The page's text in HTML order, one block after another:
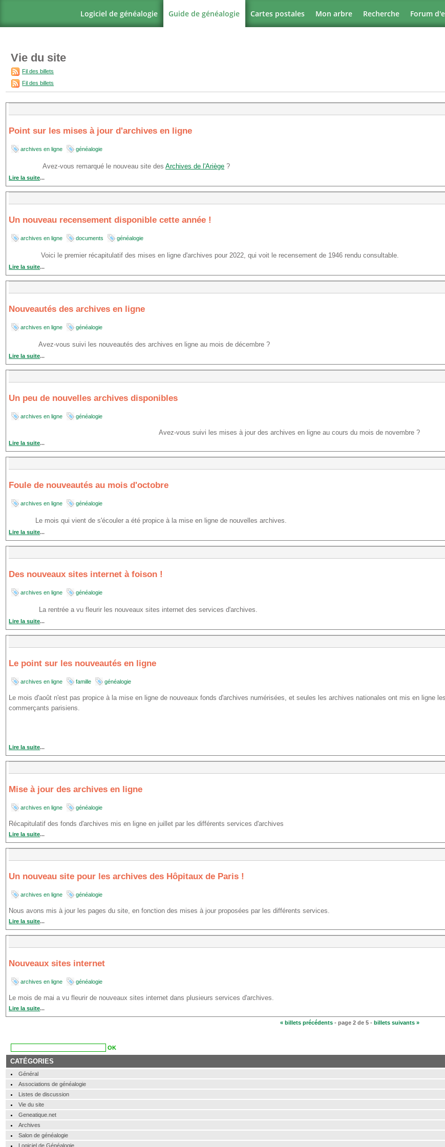
Logiciel de généalogie Guide de généalogie Cartes postales Mon arbre Recherche Forum
Vie du site
Fil des billets
Fil des billets
Point sur les mises à jour d'archives en ligne
archives en ligne généalogie
Avez-vous remarqué le nouveau site desArchives de l'Ariège ?
Lire la suite...
Un nouveau recensement disponible cette année !
archives en ligne documents généalogie
Voici le premier récapitulatif des mises en ligne d'archives pour 2022, qui voit le recensement de 1946 rendu consultable.
Lire la suite...
Nouveautés des archives en ligne
archives en ligne généalogie
Avez-vous suivi les nouveautés des archives en ligne au mois de décembre ?
Lire la suite...
Un peu de nouvelles archives disponibles
archives en ligne généalogie
Avez-vous suivi les mises à jour des archives en ligne au cours du mois de novembre ?
Lire la suite...
Foule de nouveautés au mois d'octobre
archives en ligne généalogie
Le mois qui vient de s'écouler a été propice à la mise en ligne de nouvelles archives.
Lire la suite...
Des nouveaux sites internet à foison !
archives en ligne généalogie
La rentrée a vu fleurir les nouveaux sites internet des services d'archives.
Lire la suite...
Le point sur les nouveautés en ligne
archives en ligne famille généalogie
Le mois d'août n'est pas propice à la mise en ligne de nouveaux fonds d'archives numérisées, et seules les archives nationales ont mis en ligne
commerçants parisiens.
Lire la suite...
Mise à jour des archives en ligne
archives en ligne généalogie
Récapitulatif des fonds d'archives mis en ligne en juillet par les différents services d'archives
Lire la suite...
Un nouveau site pour les archives des Hôpitaux de Paris !
archives en ligne généalogie
Nous avons mis à jour les pages du site, en fonction des mises à jour proposées par les différents services.
Lire la suite...
Nouveaux sites internet
archives en ligne généalogie
Le mois de mai a vu fleurir de nouveaux sites internet dans plusieurs services d'archives.
Lire la suite...
« billets précédents - page 2 de 5 -billets suivants »
CATÉGORIES
Général
Associations de généalogie
Listes de discussion
Vie du site
Geneatique.net
Archives
Salon de généalogie
Logiciel de Généalogie